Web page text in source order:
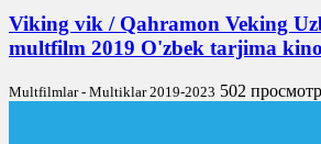
Viking vik / Qahramon Veking
multfilm 2019 O'zbek tarjima
Multfilmlar - Multiklar 2019-2023 502